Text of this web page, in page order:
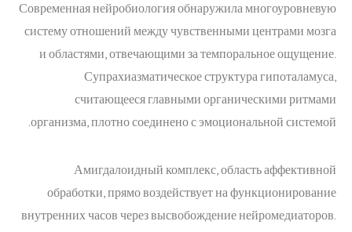
Современная нейробиология обнаружила многоуровневую
систему отношений между чувственными центрами мозга
и областями, отвечающими за темпоральное ощущение.
Супрахиазматическое структура гипоталамуса,
считающееся главными органическими ритмами
организма, плотно соединено с эмоциональной системой.
Амигдалоидный комплекс, область аффективной
обработки, прямо воздействует на функционирование
внутренних часов через высвобождение нейромедиаторов.